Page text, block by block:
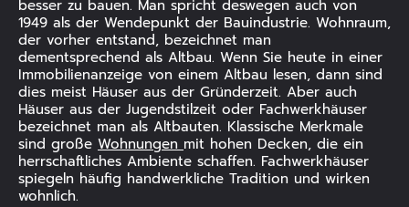
besser zu bauen. Man spricht deswegen auch von
1949 als der Wendepunkt der Bauindustrie. Wohnraum,
der vorher entstand, bezeichnet man
dementsprechend als Altbau. Wenn Sie heute in einer
Immobilienanzeige von einem Altbau lesen, dann sind
dies meist Häuser aus der Gründerzeit. Aber auch
Häuser aus der Jugendstilzeit oder Fachwerkhäuser
bezeichnet man als Altbauten. Klassische Merkmale
sind große Wohnungen mit hohen Decken, die ein
herrschaftliches Ambiente schaffen. Fachwerkhäuser
spiegeln häufig handwerkliche Tradition und wirken
wohnlich.